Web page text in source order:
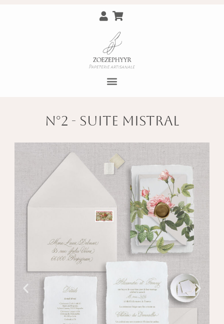
N°2 - Suite Mistral